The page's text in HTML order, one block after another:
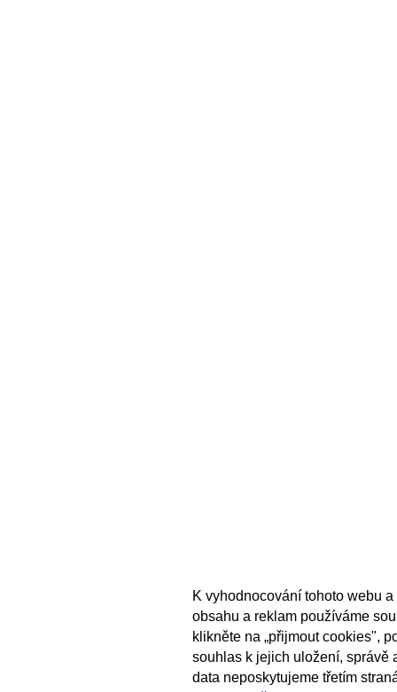
K vyhodnocování tohoto webu
obsahu a reklam používáme
klikněte na „přijmout cookies",
souhlas k jejich uložení, správě
data neposkytujeme třetím